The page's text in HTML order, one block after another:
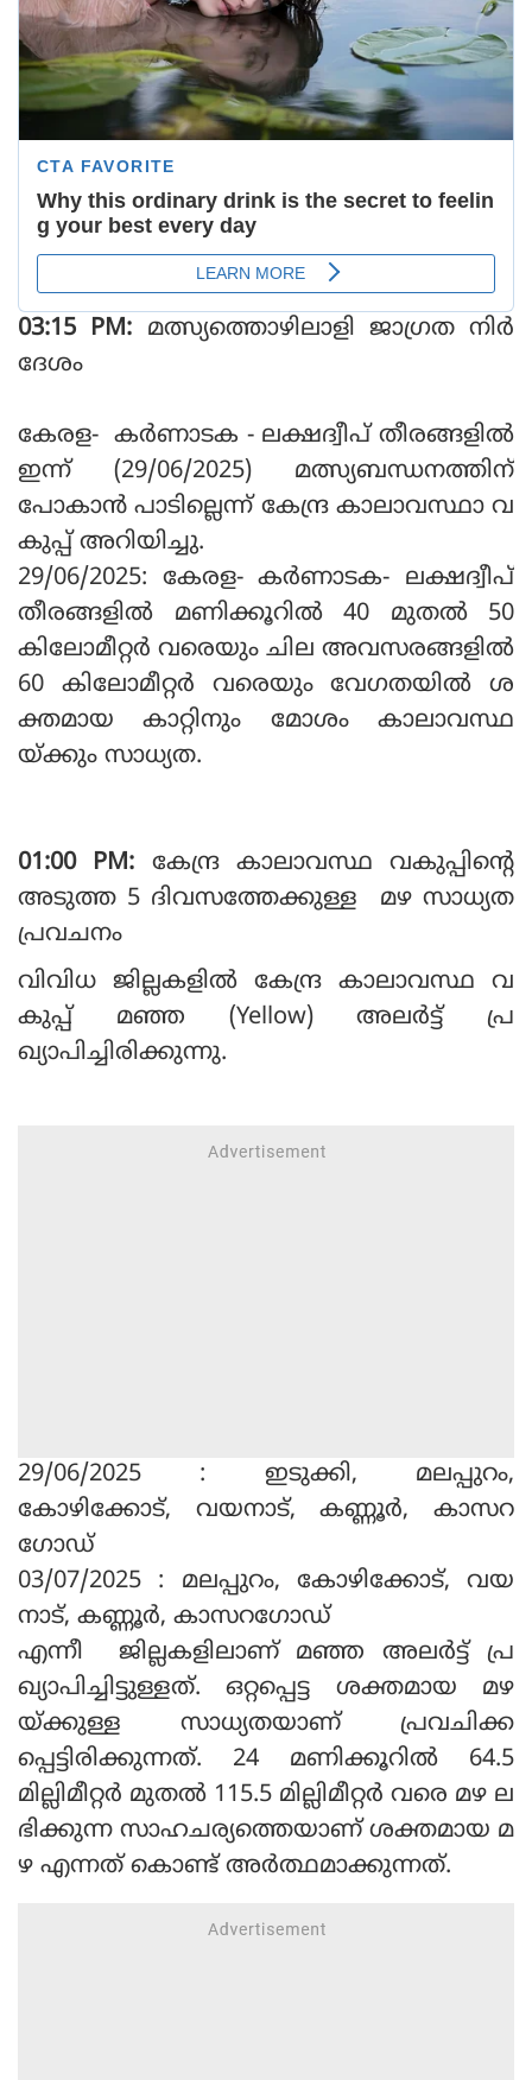
03:15 PM: മത്സ്യത്തൊഴിലാളി ജാഗ്രത നിർ
ദേശം
കേരള- കർണാടക - ലക്ഷദ്വീപ് തീരങ്ങളിൽ
ഇന്ന് (29/06/2025) മത്സ്യബന്ധനത്തിന്
പോകാൻ പാടില്ലെന്ന് കേന്ദ്ര കാലാവസ്ഥാ വ
കുപ്പ് അറിയിച്ചു.
29/06/2025: കേരള- കർണാടക- ലക്ഷദ്വീപ്
തീരങ്ങളിൽ മണിക്കൂറിൽ 40 മുതൽ 50
കിലോമീറ്റർ വരെയും ചില അവസരങ്ങളിൽ
60 കിലോമീറ്റർ വരെയും വേഗതയിൽ ശ
ക്തമായ കാറ്റിനും മോശം കാലാവസ്ഥ
യ്ക്കും സാധ്യത.
01:00 PM: കേന്ദ്ര കാലാവസ്ഥ വകുപ്പിന്റെ
അടുത്ത 5 ദിവസത്തേക്കുള്ള മഴ സാധ്യത
പ്രവചനം
വിവിധ ജില്ലകളിൽ കേന്ദ്ര കാലാവസ്ഥ വ
കുപ്പ് മഞ്ഞ (Yellow) അലർട്ട് പ്ര
ഖ്യാപിച്ചിരിക്കുന്നു.
29/06/2025 : ഇടുക്കി, മലപ്പുറം,
കോഴിക്കോട്, വയനാട്, കണ്ണൂർ, കാസറ
ഗോഡ്
03/07/2025 : മലപ്പുറം, കോഴിക്കോട്, വയ
നാട്, കണ്ണൂർ, കാസറഗോഡ്
എന്നീ ജില്ലകളിലാണ് മഞ്ഞ അലർട്ട് പ്ര
ഖ്യാപിച്ചിട്ടുള്ളത്. ഒറ്റപ്പെട്ട ശക്തമായ മഴ
യ്ക്കുള്ള സാധ്യതയാണ് പ്രവചിക്ക
പ്പെട്ടിരിക്കുന്നത്. 24 മണിക്കൂറിൽ 64.5
മില്ലിമീറ്റർ മുതൽ 115.5 മില്ലിമീറ്റർ വരെ മഴ ല
ഭിക്കുന്ന സാഹചര്യത്തെയാണ് ശക്തമായ മ
ഴ എന്നത് കൊണ്ട് അർത്ഥമാക്കുന്നത്.